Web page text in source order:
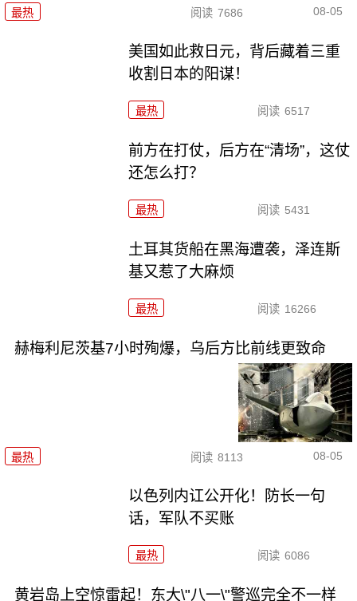
最热 阅读 7686 08-05
美国如此救日元，背后藏着三重
收割日本的阳谋！
最热 阅读 6517
前方在打仗，后方在“清场”，这仗
还怎么打？
最热 阅读 5431
土耳其货船在黑海遭袭，泽连斯
基又惹了大麻烦
最热 阅读 16266
赫梅利尼茨基7小时殉爆，乌后方比前线更致命
最热 阅读 8113 08-05
以色列内讧公开化！防长一句
话，军队不买账
最热 阅读 6086
黄岩岛上空惊雷起！东大\"八一\"警巡完全不一样